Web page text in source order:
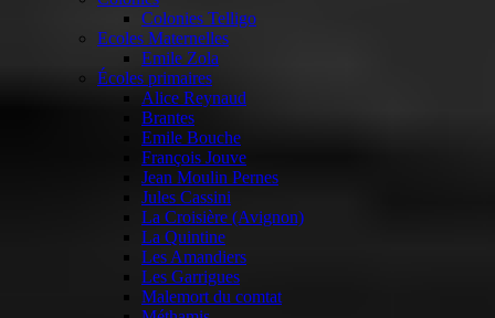
Colonies Telligo
Ecoles Maternelles
Emile Zola
Écoles primaires
Alice Reynaud
Brantes
Emile Bouche
François Jouve
Jean Moulin Pernes
Jules Cassini
La Croisière (Avignon)
La Quintine
Les Amandiers
Les Garrigues
Malemort du comtat